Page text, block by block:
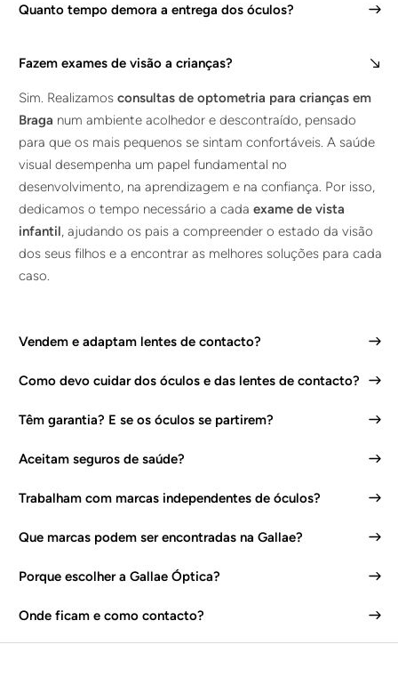
Quanto tempo demora a entrega dos óculos?
Fazem exames de visão a crianças?
Sim. Realizamos consultas de optometria para crianças em
Braga num ambiente acolhedor e descontraído, pensado
para que os mais pequenos se sintam confortáveis. A saúde
visual desempenha um papel fundamental no
desenvolvimento, na aprendizagem e na confiança. Por isso,
dedicamos o tempo necessário a cada exame de vista
infantil, ajudando os pais a compreender o estado da visão
dos seus filhos e a encontrar as melhores soluções para cada
caso.
Vendem e adaptam lentes de contacto?
Como devo cuidar dos óculos e das lentes de contacto?
Têm garantia? E se os óculos se partirem?
Aceitam seguros de saúde?
Trabalham com marcas independentes de óculos?
Que marcas podem ser encontradas na Gallae?
Porque escolher a Gallae Óptica?
Onde ficam e como contacto?